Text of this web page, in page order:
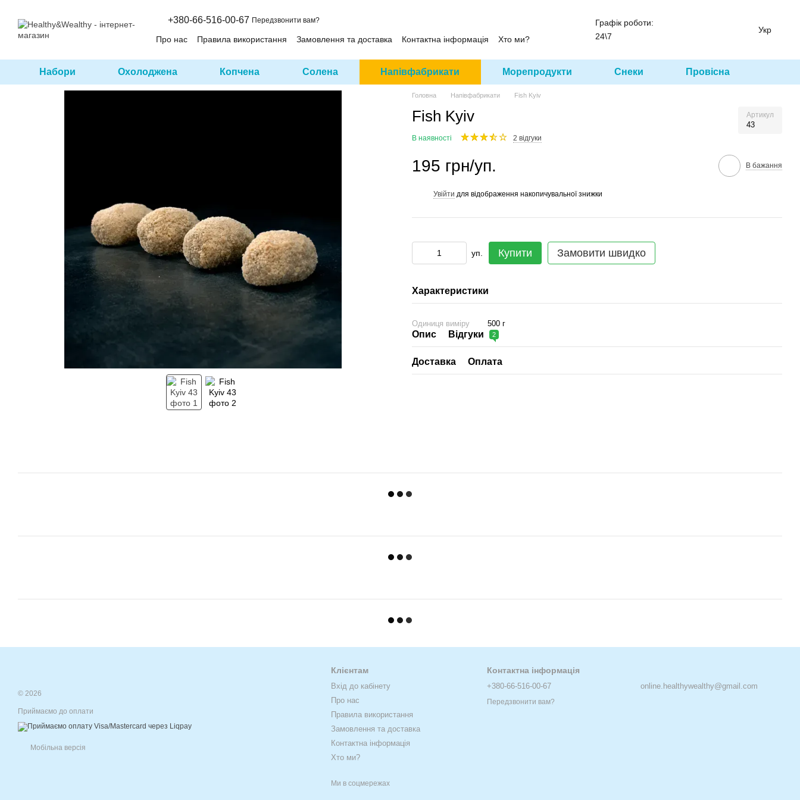
+380-66-516-00-67 Передзвонити вам?
Про нас Правила використання Замовлення та доставка Контактна інформація Хто ми?
Графік роботи:
24\7
Укр
Набори Охолоджена Копчена Солена Напівфабрикати Морепродукти Снеки Провісна
Головна Напівфабрикати Fish Kyiv
Fish Kyiv Артикул
43
В наявності 2 відгуки
195 грн/уп. В бажання
Увійти для відображення накопичувальної знижки
уп. Купити Замовити швидко
Характеристики
Одиниця виміру 500 г
Опис Відгуки 2
Доставка Оплата
© 2026
Приймаємо до оплати
Мобільна версія
Клієнтам
Вхід до кабінету
Про нас
Правила використання
Замовлення та доставка
Контактна інформація
Хто ми?
Ми в соцмережах
Контактна інформація
+380-66-516-00-67
Передзвонити вам?
online.healthywealthy@gmail.com